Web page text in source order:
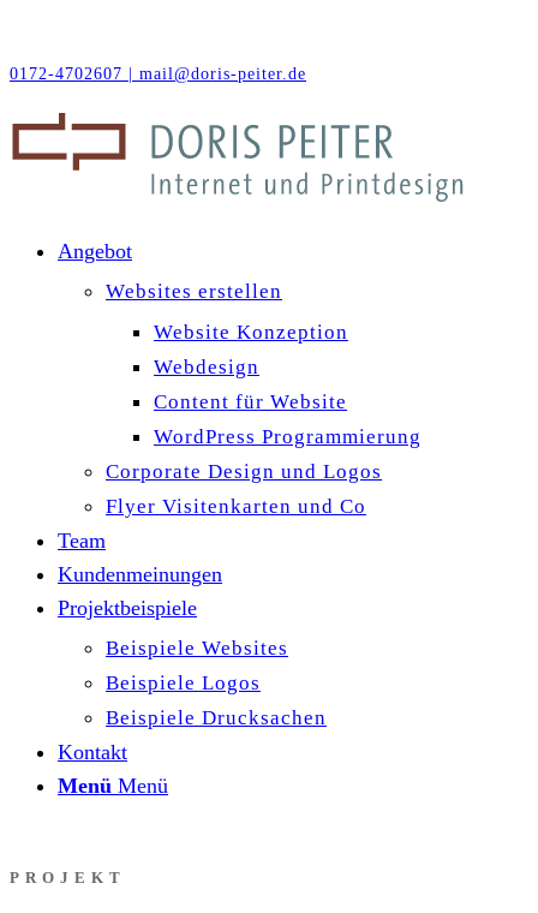
0172-4702607 | mail@doris-peiter.de
Angebot
Websites erstellen
Website Konzeption
Webdesign
Content für Website
WordPress Programmierung
Corporate Design und Logos
Flyer Visitenkarten und Co
Team
Kundenmeinungen
Projektbeispiele
Beispiele Websites
Beispiele Logos
Beispiele Drucksachen
Kontakt
Menü Menü
PROJEKT